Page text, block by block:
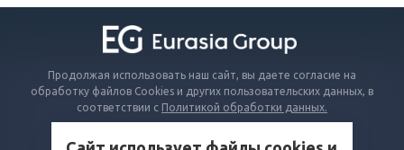
Продолжая использовать наш сайт, вы даете согласие на
обработку файлов Cookies и других пользовательских данных, в
соответствии с Политикой обработки данных.